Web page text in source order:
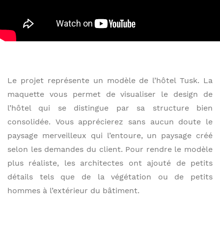
Le projet représente un modèle de l’hôtel Tusk. La
maquette vous permet de visualiser le design de
l’hôtel qui se distingue par sa structure bien
consolidée. Vous apprécierez sans aucun doute le
paysage merveilleux qui l’entoure, un paysage créé
selon les demandes du client. Pour rendre le modèle
plus réaliste, les architectes ont ajouté de petits
détails tels que de la végétation ou de petits
hommes à l’extérieur du bâtiment.